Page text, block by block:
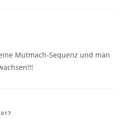
Mutmach-Sequenz und man